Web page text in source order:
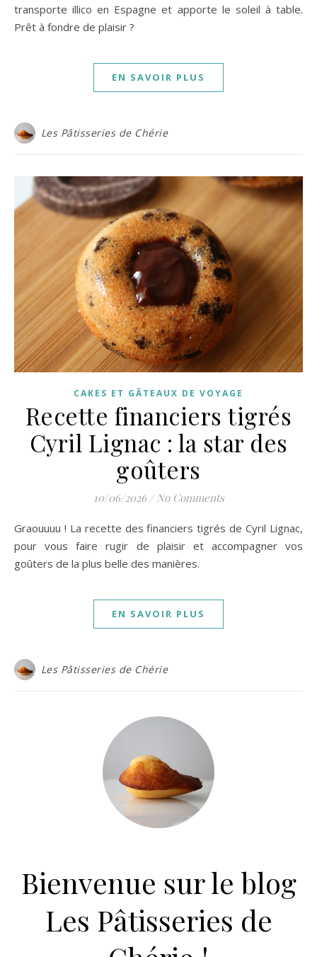
transporte illico en Espagne et apporte le soleil à table.
Prêt à fondre de plaisir ?
EN SAVOIR PLUS
Les Pâtisseries de Chérie
CAKES ET GÂTEAUX DE VOYAGE
Recette financiers tigrés
Cyril Lignac : la star des
goûters
10/06/2026 / No Comments
Graouuuu ! La recette des financiers tigrés de Cyril Lignac,
pour vous faire rugir de plaisir et accompagner vos
goûters de la plus belle des manières.
EN SAVOIR PLUS
Les Pâtisseries de Chérie
Bienvenue sur le blog
Les Pâtisseries de